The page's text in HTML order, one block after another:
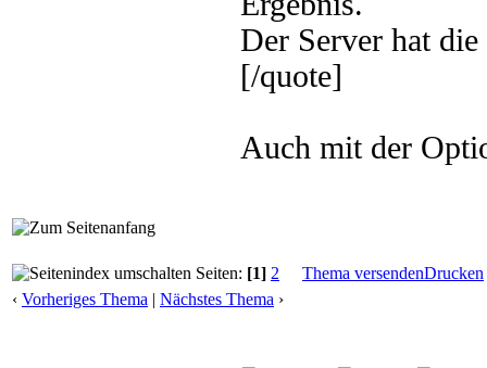
Der Server hat
[/quote]
Auch mit der
Seiten: [1] 2 Thema versendenDrucken
‹ Vorheriges Thema | Nächstes Thema ›